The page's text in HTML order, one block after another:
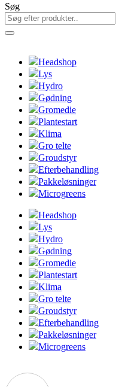
Søg
Headshop
Lys
Hydro
Gødning
Gromedie
Plantestart
Klima
Gro telte
Groudstyr
Efterbehandling
Pakkeløsninger
Microgreens
Headshop
Lys
Hydro
Gødning
Gromedie
Plantestart
Klima
Gro telte
Groudstyr
Efterbehandling
Pakkeløsninger
Microgreens